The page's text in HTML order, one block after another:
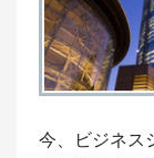
今、ビジネス